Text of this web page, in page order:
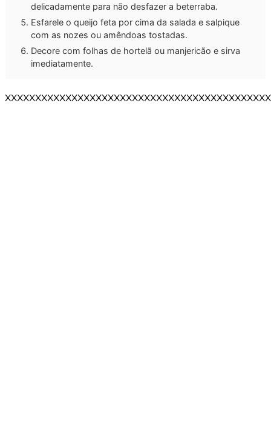
delicadamente para não desfazer a beterraba.
Esfarele o queijo feta por cima da salada e salpique
com as nozes ou amêndoas tostadas.
Decore com folhas de hortelã ou manjericão e sirva
imediatamente.